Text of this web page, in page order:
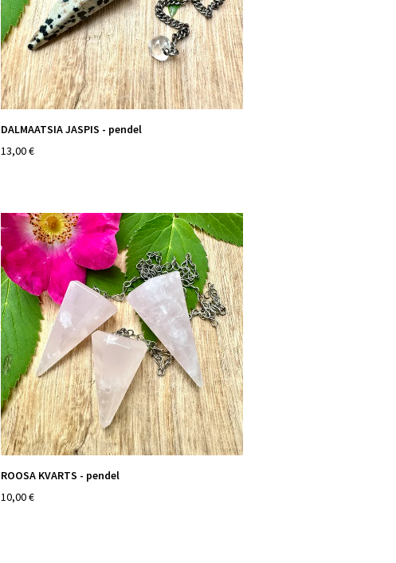
DALMAATSIA JASPIS - pendel
13,00 €
ROOSA KVARTS - pendel
10,00 €